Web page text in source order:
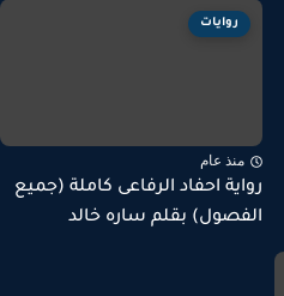
روايات
منذ عام
رواية احفاد الرفاعى كاملة (جميع
الفصول) بقلم ساره خالد